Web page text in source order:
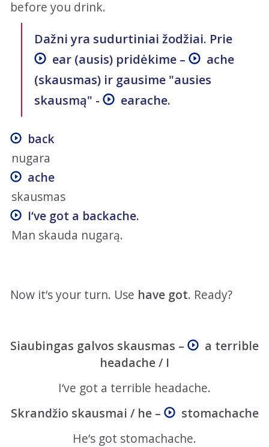
before you drink.
Dažni yra sudurtiniai žodžiai. Prie
ear (ausis) pridėkime –
ache
(skausmas) ir gausime "ausies
skausmą" -
earache.
back
nugara
ache
skausmas
I‘ve got a backache.
Man skauda nugarą.
Now it‘s your turn. Use have got. Ready?
Siaubingas galvos skausmas –
a terrible
headache/ I
I‘ve got a terrible headache.
Skrandžio skausmai / he –
stomachache
He‘s got stomachache.